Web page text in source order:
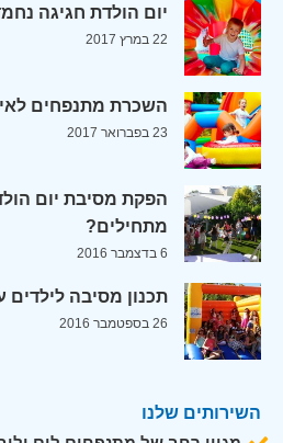
יום הולדת חגיגה
22 במרץ 2017
השכרת מתנפחים
23 בפברואר 2017
הפקת מסיבת יום
מתחילים?
6 בדצמבר 2016
תכנון מסיבה לילדים
26 בספטמבר 2016
השירותים שלנו